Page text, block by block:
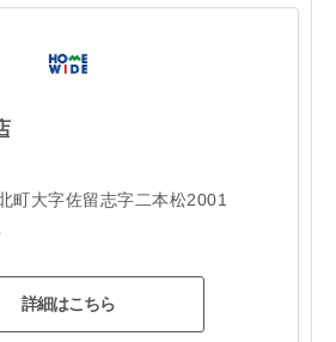
町大字佐留志字二本松2001
詳細はこちら